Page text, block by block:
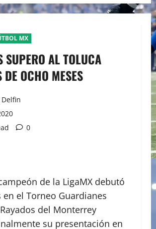
MX
SUPERO AL TOLUCA
DE OCHO MESES
0
de la LigaMX debutó
en el Torneo Guardianes
del Monterrey
su presentación en